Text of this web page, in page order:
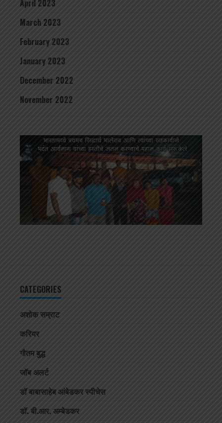
April 2023
March 2023
February 2023
January 2023
December 2022
November 2022
CATEGORIES
अशोक सम्राट
करियर
गौतम बुद्ध
जॉब अलर्ट
डॉ बाबासाहेब आंबेडकर स्पीचेस
डॉ. बी.आर. अम्बेडकर